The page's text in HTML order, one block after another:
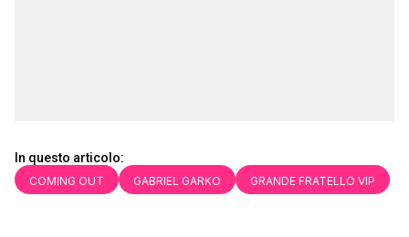
In questo articolo:
COMING OUT GABRIEL GARKO GRANDE FRATELLO VIP